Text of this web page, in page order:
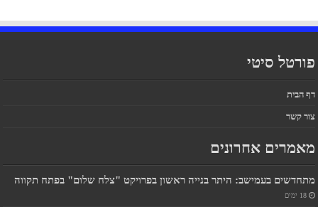
פורטל סיטי
דף הבית
צור קשר
מאמרים אחרונים
מתחדשים בעמישב: היתר בנייה ראשון בפרויקט "צלח שלום" בפתח תקווה
18 ימים